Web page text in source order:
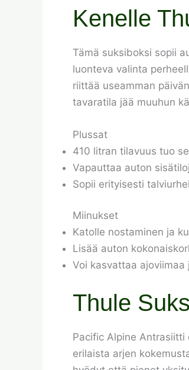
Kenelle
Tämä suksiboksi sopii
luonteva valinta
riittää useamman
tavaratila jää muuhun
Plussat
410 litran tilavuus tuo
Vapauttaa auton
Sopii erityisesti
Miinukset
Katolle nostaminen ja
Lisää auton
Voi kasvattaa
Thule
Pacific Alpine
erilaista arjen